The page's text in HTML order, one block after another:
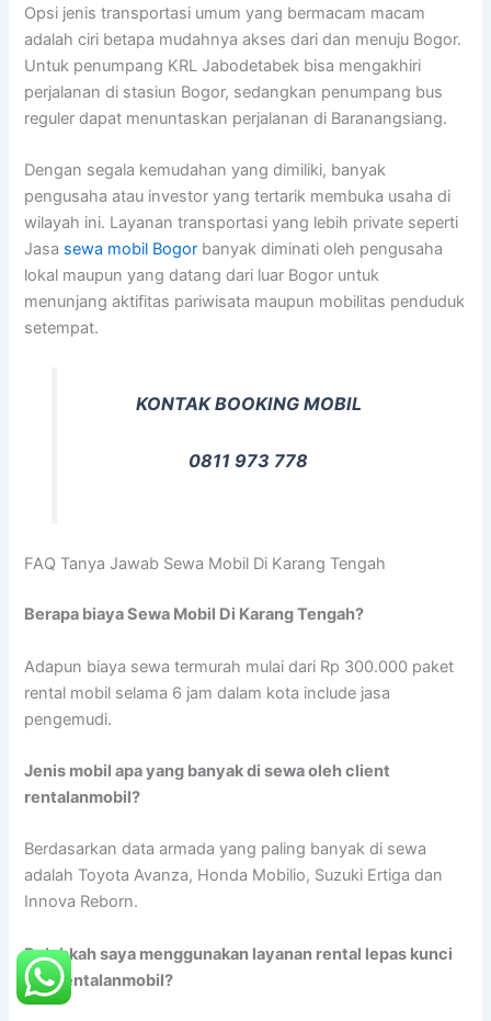
Opsi jenis transportasi umum yang bermacam macam
adalah ciri betapa mudahnya akses dari dan menuju Bogor.
Untuk penumpang KRL Jabodetabek bisa mengakhiri
perjalanan di stasiun Bogor, sedangkan penumpang bus
reguler dapat menuntaskan perjalanan di Baranangsiang.
Dengan segala kemudahan yang dimiliki, banyak
pengusaha atau investor yang tertarik membuka usaha di
wilayah ini. Layanan transportasi yang lebih private seperti
Jasa sewa mobil Bogor banyak diminati oleh pengusaha
lokal maupun yang datang dari luar Bogor untuk
menunjang aktifitas pariwisata maupun mobilitas penduduk
setempat.
KONTAK BOOKING MOBIL
0811 973 778
FAQ Tanya Jawab Sewa Mobil Di Karang Tengah
Berapa biaya Sewa Mobil Di Karang Tengah?
Adapun biaya sewa termurah mulai dari Rp 300.000 paket
rental mobil selama 6 jam dalam kota include jasa
pengemudi.
Jenis mobil apa yang banyak di sewa oleh client
rentalanmobil?
Berdasarkan data armada yang paling banyak di sewa
adalah Toyota Avanza, Honda Mobilio, Suzuki Ertiga dan
Innova Reborn.
Bolehkah saya menggunakan layanan rental lepas kunci
dari rentalanmobil?